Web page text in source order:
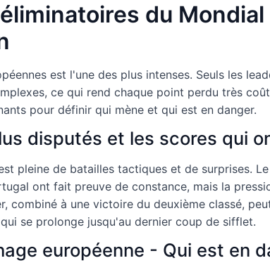
du
est l'une des plus intenses. Seuls les
ce qui rend chaque point perdu très
pour définir qui mène et qui est en danger.
disputés et les scores qui
pleine de batailles tactiques et de surprises.
ont fait preuve de constance, mais la
combiné à une victoire du deuxième classé,
se prolonge jusqu'au dernier coup de sifflet.
européenne - Qui est en